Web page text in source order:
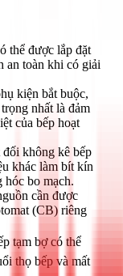
thể được lắp đặt
an toàn khi có giải
kiện bắt buộc,
nhất là đảm
của bếp hoạt
đối không kê bếp
khác làm bít kín
hóc bo mạch.
cần được
(CB) riêng
tạm bợ có thể
thọ bếp và mất